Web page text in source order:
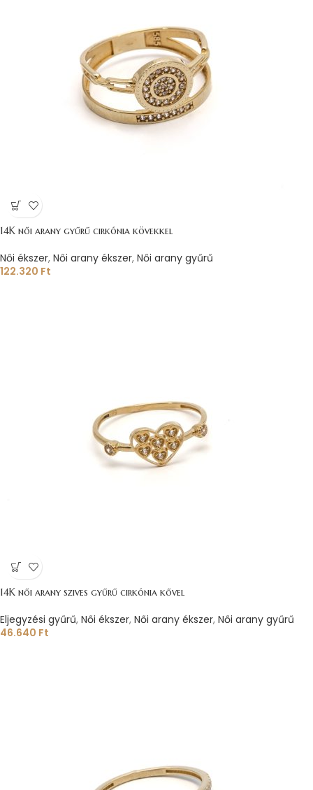
14K női arany gyűrű cirkónia kövekkel
Női ékszer, Női arany ékszer, Női arany gyűrű
122.320 Ft
14K női arany szives gyűrű cirkónia kővel
Eljegyzési gyűrű, Női ékszer, Női arany ékszer, Női arany gyűrű
46.640 Ft